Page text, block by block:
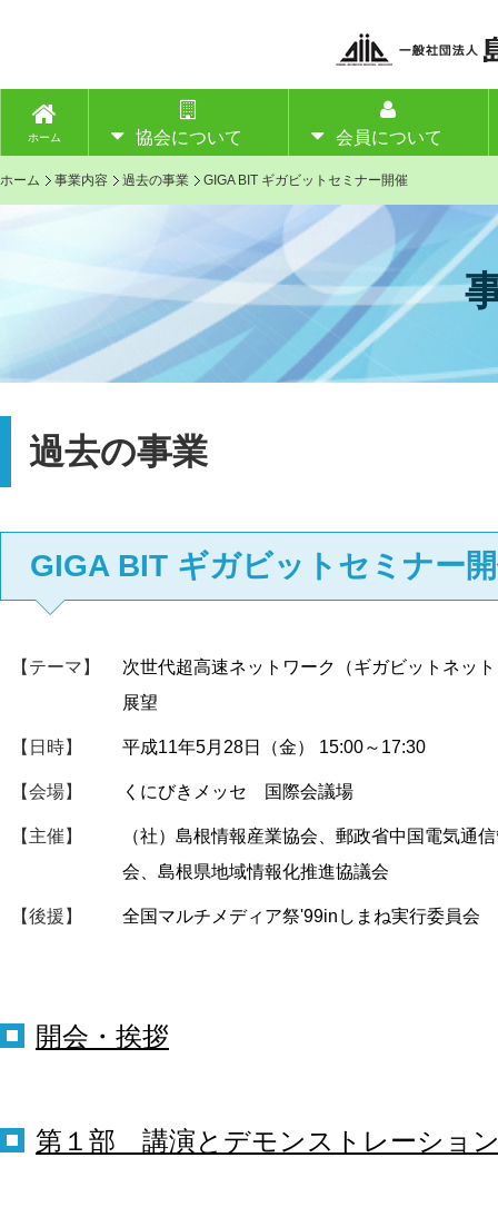
ホーム 協会について 会員について
ホーム 事業内容 過去の事業 GIGA BIT ギガビットセミナー開催
過去の事業
GIGA BIT ギガビットセミナー
【テーマ】
次世代超高速ネットワーク（ギガビットネッ
展望
【日時】 平成11年5月28日（金） 15:00～17:30
【会場】 くにびきメッセ 国際会議場
【主催】
（社）島根情報産業協会、郵政省中国電気通
会、島根県地域情報化推進協議会
【後援】 全国マルチメディア祭'99inしまね実行委員会
開会・挨拶
第１部 講演とデモンストレーショ